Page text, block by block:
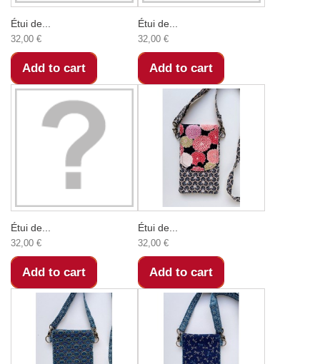
Étui de...
32,00 €
Add to cart
Étui de...
32,00 €
Add to cart
Étui de...
32,00 €
Add to cart
Étui de...
32,00 €
Add to cart